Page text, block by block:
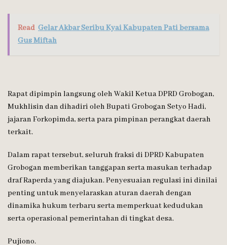
Read Gelar Akbar Seribu Kyai Kabupaten Pati bersama
Gus Miftah
Rapat dipimpin langsung oleh Wakil Ketua DPRD Grobogan,
Mukhlisin dan dihadiri oleh Bupati Grobogan Setyo Hadi,
jajaran Forkopimda, serta para pimpinan perangkat daerah
terkait.
Dalam rapat tersebut, seluruh fraksi di DPRD Kabupaten
Grobogan memberikan tanggapan serta masukan terhadap
draf Raperda yang diajukan. Penyesuaian regulasi ini dinilai
penting untuk menyelaraskan aturan daerah dengan
dinamika hukum terbaru serta memperkuat kedudukan
serta operasional pemerintahan di tingkat desa.
Pujiono.